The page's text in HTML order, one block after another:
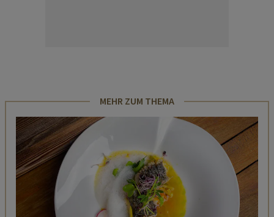
MEHR ZUM THEMA